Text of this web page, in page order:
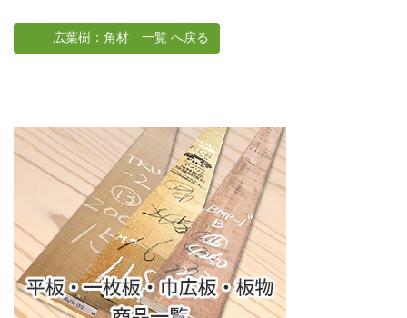
広葉樹：角材 一覧 へ戻る